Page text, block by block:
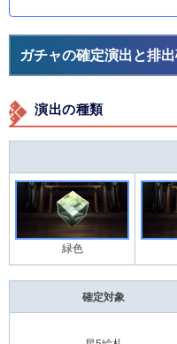
ガチャの確定演出と排
演出の種類
緑色
確定対象